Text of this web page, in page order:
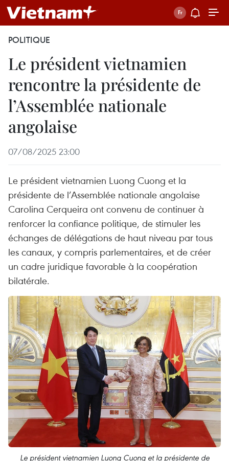
POLITIQUE
Le président vietnamien
rencontre la présidente de
l’Assemblée nationale
angolaise
07/08/2025 23:00
Le président vietnamien Luong Cuong et la
présidente de l’Assemblée nationale angolaise
Carolina Cerqueira ont convenu de continuer à
renforcer la confiance politique, de stimuler les
échanges de délégations de haut niveau par tous
les canaux, y compris parlementaires, et de créer
un cadre juridique favorable à la coopération
bilatérale.
Le président vietnamien Luong Cuong et la présidente de